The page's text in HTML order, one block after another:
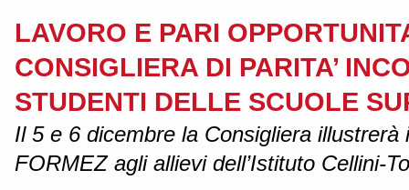
LAVORO E PARI
CONSIGLIERA DI PARITA’
STUDENTI DELLE SCUOLE
Il 5 e 6 dicembre la Consigliera illustrerà
FORMEZ agli allievi dell’Istituto Cellini-